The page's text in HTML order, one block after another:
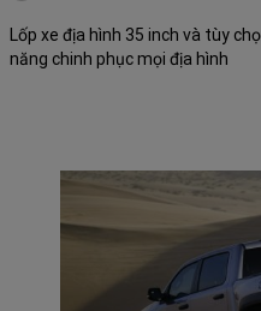
Lốp xe địa hình 35 inch và tùy
năng chinh phục mọi địa hình